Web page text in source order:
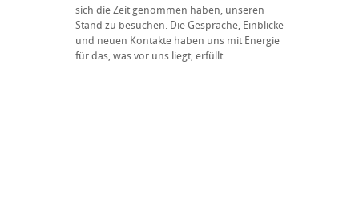
sich die Zeit genommen haben, unseren
Stand zu besuchen. Die Gespräche, Einblicke
und neuen Kontakte haben uns mit Energie
für das, was vor uns liegt, erfüllt.